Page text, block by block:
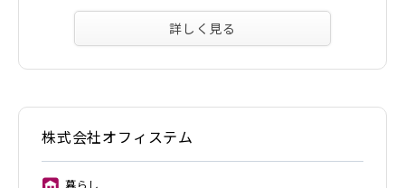
詳しく見る
株式会社オフィステム
暮らし